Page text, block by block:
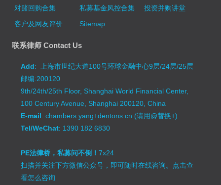
对赌回购合集
私募基金风控合集
投资并购讲堂
客户及网友评价
Sitemap
联系律师 Contact Us
Add: 上海市世纪大道100号环球金融中心9层/24层/25层
邮编:200120
9th/24th/25th Floor, Shanghai World Financial Center,
100 Century Avenue, Shanghai 200120, China
E-mail: chambers.yang+dentons.cn (请用@替换+)
Tel/WeChat: 1390 182 6830
PE法律桥，私募问不倒！7x24
扫描并关注下方微信公众号，即可随时在线咨询。 点击查
看怎么咨询